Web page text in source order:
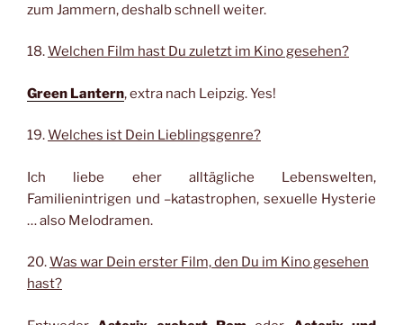
zum Jammern, deshalb schnell weiter.
18.Welchen Film hast Du zuletzt im Kino gesehen?
Green Lantern, extra nach Leipzig. Yes!
19.Welches ist Dein Lieblingsgenre?
Ich liebe eher alltägliche Lebenswelten,
Familienintrigen und –katastrophen, sexuelle Hysterie
… also Melodramen.
20.Was war Dein erster Film, den Du im Kino gesehen
hast?